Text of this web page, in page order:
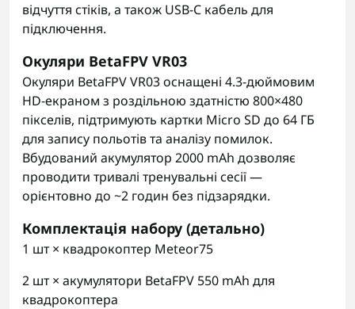
відчуття стіків, а також USB-C кабель для
підключення.
Окуляри BetaFPV VR03
Окуляри BetaFPV VR03 оснащені 4.3-дюймовим
HD-екраном з роздільною здатністю 800×480
пікселів, підтримують картки Micro SD до 64 ГБ
для запису польотів та аналізу помилок.
Вбудований акумулятор 2000 mAh дозволяє
проводити тривалі тренувальні сесії —
орієнтовно до ~2 годин без підзарядки.
Комплектація набору (детально)
1 шт × квадрокоптер Meteor75
2 шт × акумулятори BetaFPV 550 mAh для
квадрокоптера